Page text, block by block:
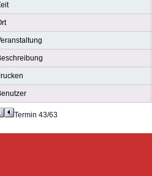
Termin 43/63